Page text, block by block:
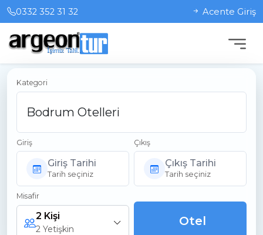
0332 352 31 32 Acente Giriş
Kategori
Giriş
Giriş Tarihi
Tarih seçiniz
Çıkış
Çıkış Tarihi
Tarih seçiniz
Misafir
2 Kişi
2 Yetişkin
Otel